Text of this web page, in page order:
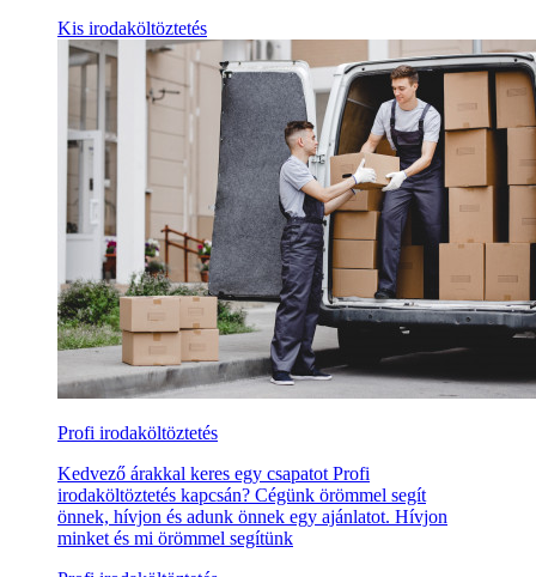
Kis irodaköltöztetés
Profi irodaköltöztetés
Kedvező árakkal keres egy csapatot Profi
irodaköltöztetés kapcsán? Cégünk örömmel segít
önnek, hívjon és adunk önnek egy ajánlatot. Hívjon
minket és mi örömmel segítünk